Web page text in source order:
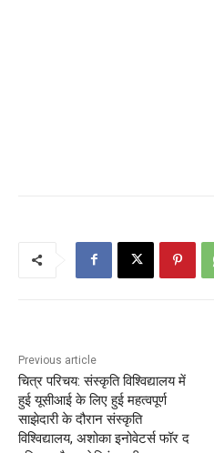
Previous article
चित्र परिचय: संस्कृति विश्विद्यालय में
हुई यूसीआई के लिए हुई महत्वपूर्ण
साझेदारी के दौरान संस्कृति
विश्विद्यालय, अशोका इनोवेटर्स फॉर द